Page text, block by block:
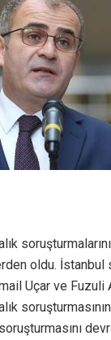
oldu. İstanbul
Uçar ve